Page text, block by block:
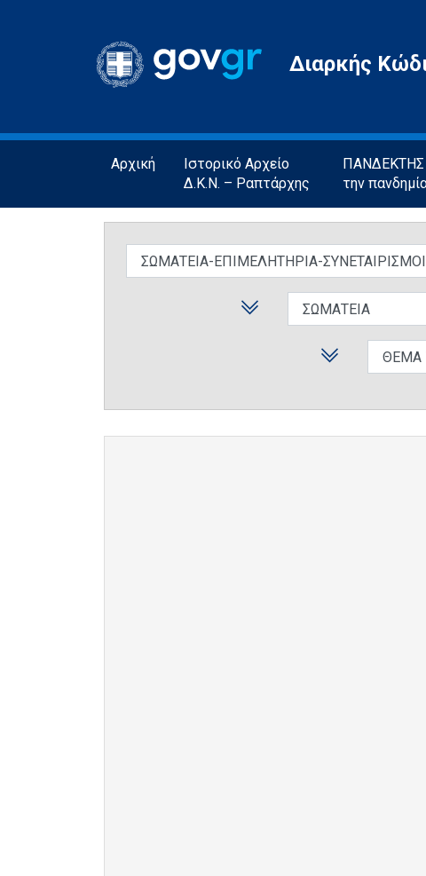
Gov.gr
Διαρκής
Αρχική
Ιστορικό Αρχείο
Δ.Κ.Ν. – Ραπτάρχης
ΠΑΝΔΕΚΤΗΣ
την